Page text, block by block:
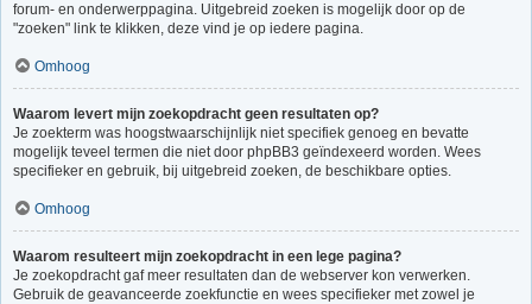
forum- en onderwerppagina. Uitgebreid zoeken is mogelijk door op de
"zoeken" link te klikken, deze vind je op iedere pagina.
Omhoog
Waarom levert mijn zoekopdracht geen resultaten op?
Je zoekterm was hoogstwaarschijnlijk niet specifiek genoeg en bevatte
mogelijk teveel termen die niet door phpBB3 geïndexeerd worden. Wees
specifieker en gebruik, bij uitgebreid zoeken, de beschikbare opties.
Omhoog
Waarom resulteert mijn zoekopdracht in een lege pagina?
Je zoekopdracht gaf meer resultaten dan de webserver kon verwerken.
Gebruik de geavanceerde zoekfunctie en wees specifieker met zowel je